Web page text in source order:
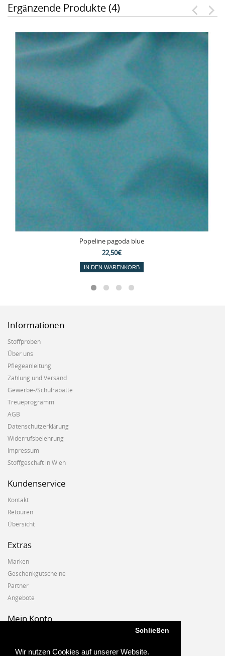
Wir nutzen Cookies auf unserer Website.
Schließen
Ergänzende Produkte (4)
Popeline pagoda blue
22,50€
IN DEN WARENKORB
Informationen
Stoffproben
Über uns
Pflegeanleitung
Zahlung und Versand
Gewerbe-/Schulrabatte
Treueprogramm
AGB
Datenschutzerklärung
Widerrufsbelehrung
Impressum
Stoffgeschäft in Wien
Kundenservice
Kontakt
Retouren
Übersicht
Extras
Marken
Geschenkgutscheine
Partner
Angebote
Mein Konto
Auftragshistorie